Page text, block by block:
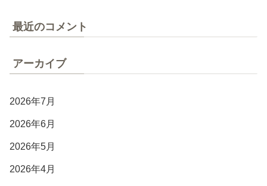
最近のコメント
アーカイブ
2026年7月
2026年6月
2026年5月
2026年4月